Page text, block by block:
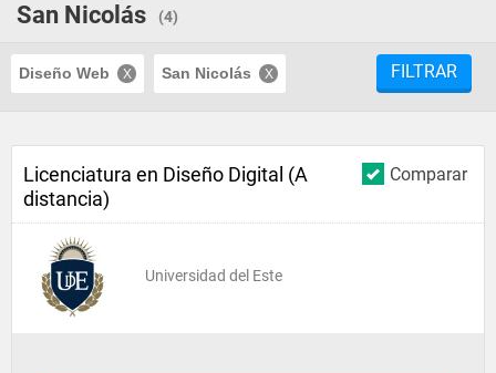
San Nicolás
(4)
Diseño Web San Nicolás FILTRAR
Comparar
Licenciatura en Diseño Digital (A
distancia)
Universidad del Este